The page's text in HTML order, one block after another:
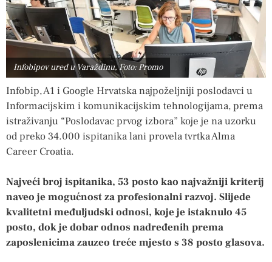
Infobipov ured u Varaždinu, Foto: Promo
Infobip, A1 i Google Hrvatska najpoželjniji poslodavci u
Informacijskim i komunikacijskim tehnologijama, prema
istraživanju “Poslodavac prvog izbora” koje je na uzorku
od preko 34.000 ispitanika lani provela tvrtka Alma
Career Croatia.
Najveći broj ispitanika, 53 posto kao najvažniji kriterij
naveo je mogućnost za profesionalni razvoj. Slijede
kvalitetni međuljudski odnosi, koje je istaknulo 45
posto, dok je dobar odnos nadređenih prema
zaposlenicima zauzeo treće mjesto s 38 posto glasova.